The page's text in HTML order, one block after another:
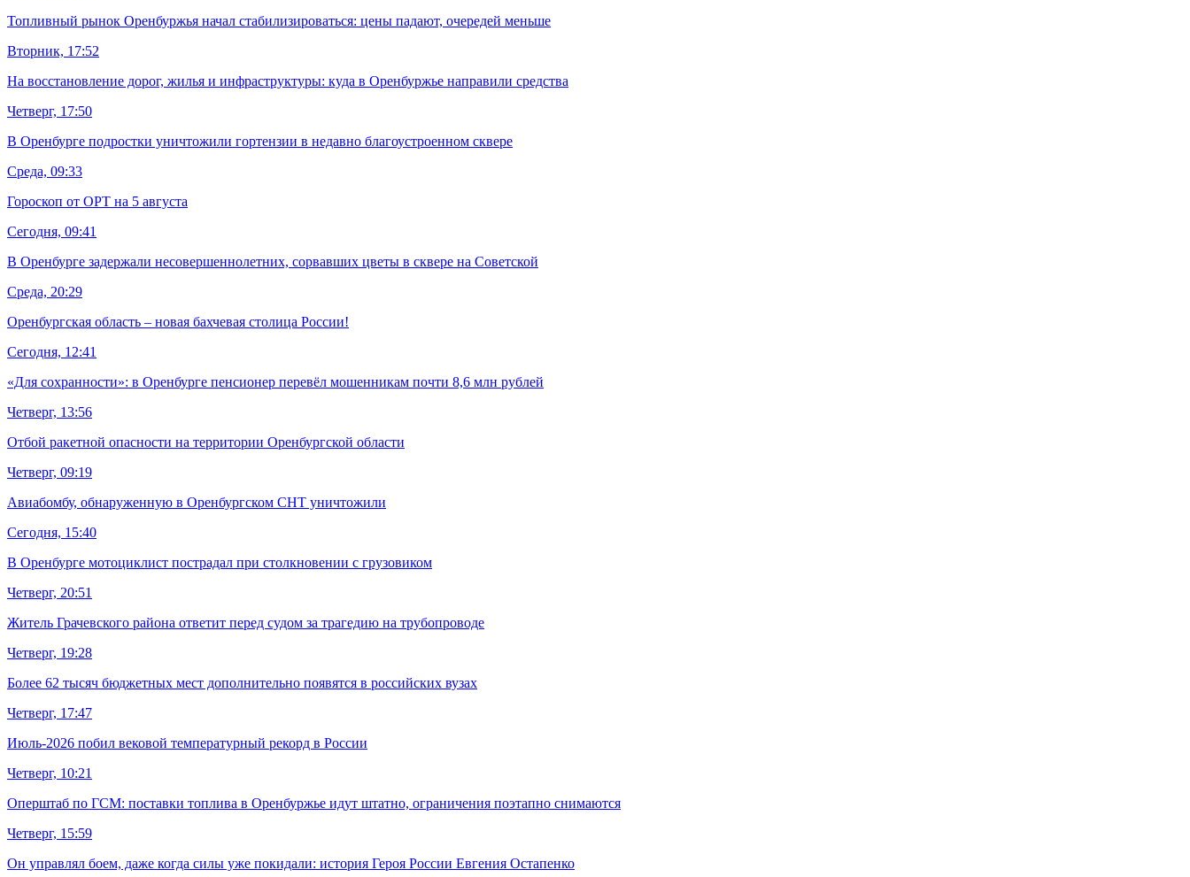
Топливный рынок Оренбуржья начал стабилизироваться: цены падают, очередей меньше
Вторник, 17:52
На восстановление дорог, жилья и инфраструктуры: куда в Оренбуржье направили средства
Четверг, 17:50
В Оренбурге подростки уничтожили гортензии в недавно благоустроенном сквере
Среда, 09:33
Гороскоп от ОРТ на 5 августа
Сегодня, 09:41
В Оренбурге задержали несовершеннолетних, сорвавших цветы в сквере на Советской
Среда, 20:29
Оренбургская область – новая бахчевая столица России!
Сегодня, 12:41
«Для сохранности»: в Оренбурге пенсионер перевёл мошенникам почти 8,6 млн рублей
Четверг, 13:56
Отбой ракетной опасности на территории Оренбургской области
Четверг, 09:19
Авиабомбу, обнаруженную в Оренбургском СНТ уничтожили
Сегодня, 15:40
В Оренбурге мотоциклист пострадал при столкновении с грузовиком
Четверг, 20:51
Житель Грачевского района ответит перед судом за трагедию на трубопроводе
Четверг, 19:28
Более 62 тысяч бюджетных мест дополнительно появятся в российских вузах
Четверг, 17:47
Июль-2026 побил вековой температурный рекорд в России
Четверг, 10:21
Оперштаб по ГСМ: поставки топлива в Оренбуржье идут штатно, ограничения поэтапно снимаются
Четверг, 15:59
Он управлял боем, даже когда силы уже покидали: история Героя России Евгения Остапенко